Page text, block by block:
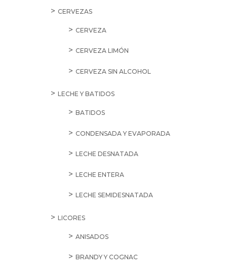
CERVEZAS
CERVEZA
CERVEZA LIMÓN
CERVEZA SIN ALCOHOL
LECHE Y BATIDOS
BATIDOS
CONDENSADA Y EVAPORADA
LECHE DESNATADA
LECHE ENTERA
LECHE SEMIDESNATADA
LICORES
ANISADOS
BRANDY Y COGNAC